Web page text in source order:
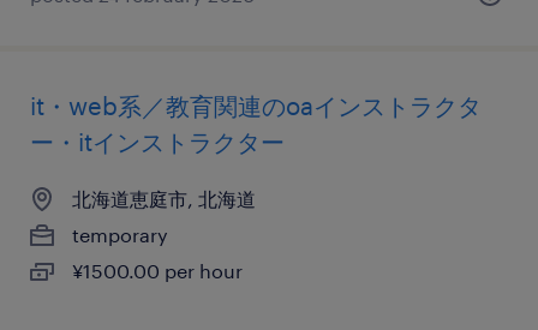
it・web系／教育関連のoaインストラクタ
ー・itインストラクター
北海道恵庭市, 北海道
temporary
¥1500.00 per hour